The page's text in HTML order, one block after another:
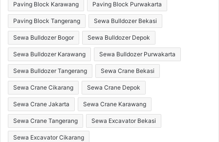
Paving Block Karawang Paving Block Purwakarta
Paving Block Tangerang Sewa Bulldozer Bekasi
Sewa Bulldozer Bogor Sewa Bulldozer Depok
Sewa Bulldozer Karawang Sewa Bulldozer Purwakarta
Sewa Bulldozer Tangerang Sewa Crane Bekasi
Sewa Crane Cikarang Sewa Crane Depok
Sewa Crane Jakarta Sewa Crane Karawang
Sewa Crane Tangerang Sewa Excavator Bekasi
Sewa Excavator Cikarang